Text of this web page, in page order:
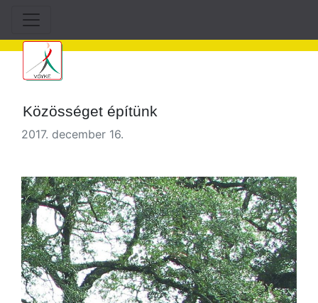
Közösséget építünk
2017. december 16.